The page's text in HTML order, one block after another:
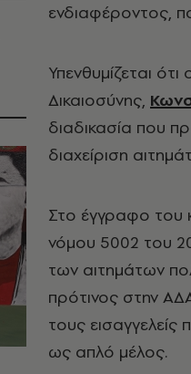
ενδιαφέροντος,
Υπενθυμίζεται
Δικαιοσύνης,
διαδικασία που
διαχείριση
Στο έγγραφο του
νόμου 5002 του
των αιτημάτων
πρότινος στην
τους
ως απλό μέλος.